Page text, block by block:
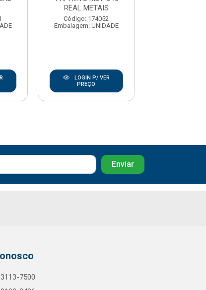
REAL METAIS
Código: 174052
Embalagem: UNIDADE
LOGIN P/ VER
PREÇO
7500